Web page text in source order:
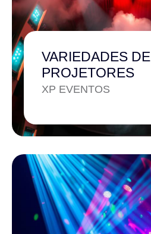
VARIEDADES DE
PROJETORES
XP EVENTOS